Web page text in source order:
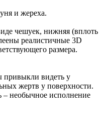
и жереха.
чешуек, нижняя (вплоть
реалистичные 3D
размера.
привыкли видеть у
жертв у поверхности.
– необычное исполнение